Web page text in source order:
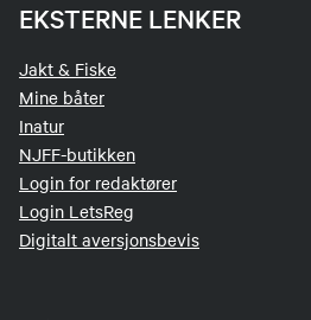
EKSTERNE LENKER
Jakt & Fiske
Mine båter
Inatur
NJFF-butikken
Login for redaktører
Login LetsReg
Digitalt aversjonsbevis